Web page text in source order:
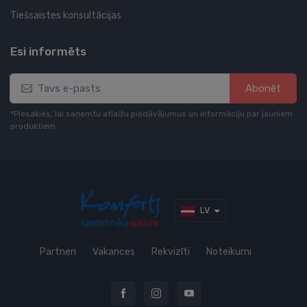
Tiešsaistes konsultācijas
Esi informēts
Abonēt
*Piesakies, lai saņemtu atlaižu piedāvājumus un informāciju par jauniem
produktiem
LV
Partneri Vakances Rekvizīti Noteikumi